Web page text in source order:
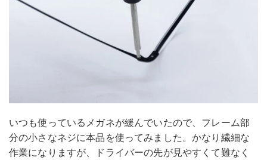
いつも使っているメガネが緩んでいたので、フレーム部
分の小さなネジに本品を使ってみました。かなり繊細な
作業になりますが、ドライバーの先が見やすくて難なく